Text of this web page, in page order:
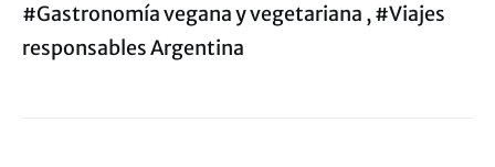
#Gastronomía vegana y vegetariana , #Viajes
responsables Argentina